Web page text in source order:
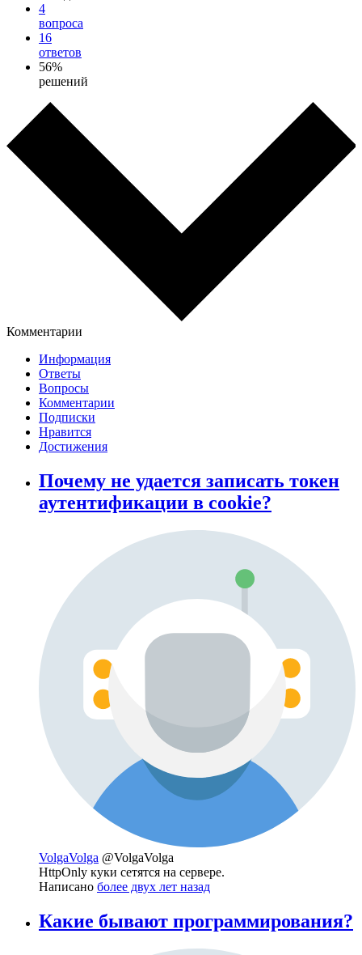
4
вопроса
16
ответов
56%
решений
Комментарии
Информация
Ответы
Вопросы
Комментарии
Подписки
Нравится
Достижения
Почему не удается записать токен
аутентификации в cookie?
VolgaVolga @VolgaVolga
HttpOnly куки сетятся на сервере.
Написано более двух лет назад
Какие бывают программирования?